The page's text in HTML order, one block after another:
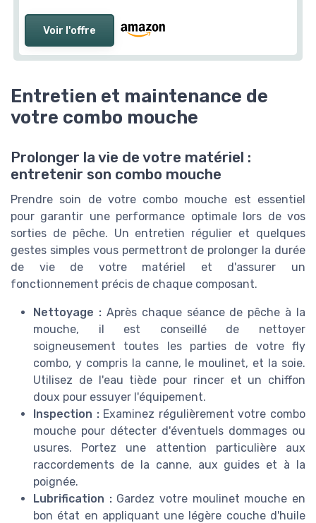
Voir l'offre
Entretien et maintenance de
votre combo mouche
Prolonger la vie de votre matériel :
entretenir son combo mouche
Prendre soin de votre combo mouche est essentiel
pour garantir une performance optimale lors de vos
sorties de pêche. Un entretien régulier et quelques
gestes simples vous permettront de prolonger la durée
de vie de votre matériel et d'assurer un
fonctionnement précis de chaque composant.
Nettoyage :Après chaque séance de pêche à la
mouche, il est conseillé de nettoyer
soigneusement toutes les parties de votre fly
combo, y compris la canne, le moulinet, et la soie.
Utilisez de l'eau tiède pour rincer et un chiffon
doux pour essuyer l'équipement.
Inspection :Examinez régulièrement votre combo
mouche pour détecter d'éventuels dommages ou
usures. Portez une attention particulière aux
raccordements de la canne, aux guides et à la
poignée.
Lubrification :Gardez votre moulinet mouche en
bon état en appliquant une légère couche d'huile